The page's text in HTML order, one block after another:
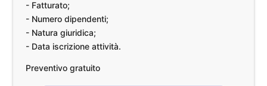
- Fatturato;
- Numero dipendenti;
- Natura giuridica;
- Data iscrizione attività.
Preventivo gratuito